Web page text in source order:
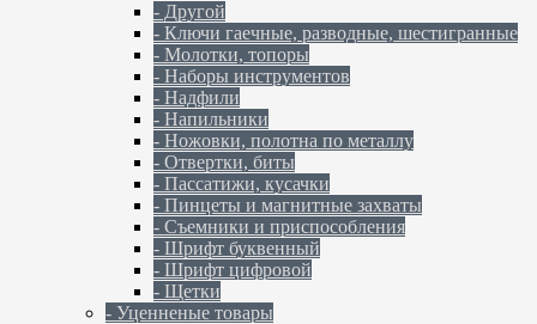
- Другой
- Ключи гаечные, разводные, шестигранные
- Молотки, топоры
- Наборы инструментов
- Надфили
- Напильники
- Ножовки, полотна по металлу
- Отвертки, биты
- Пассатижи, кусачки
- Пинцеты и магнитные захваты
- Съемники и приспособления
- Шрифт буквенный
- Шрифт цифровой
- Щетки
- Уценненые товары